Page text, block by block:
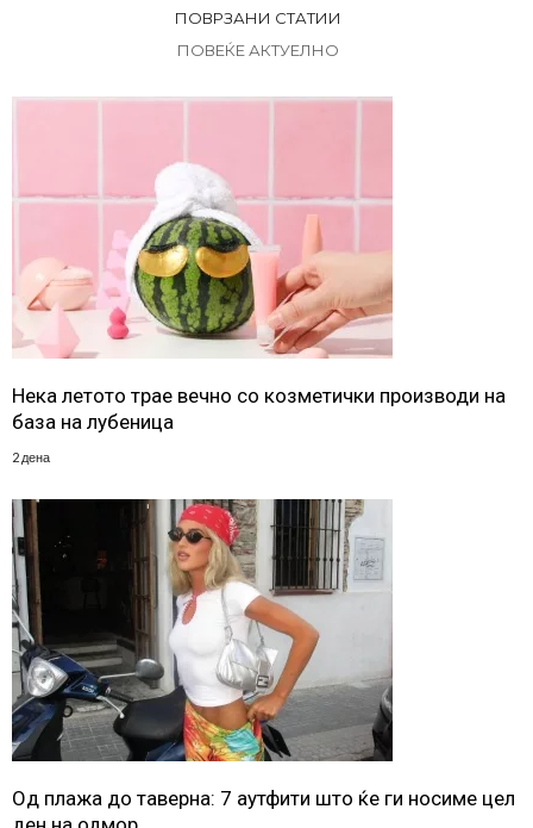
ПОВРЗАНИ СТАТИИ
ПОВЕЌЕ АКТУЕЛНО
Нека летото трае вечно со козметички производи на
база на лубеница
2 дена
Од плажа до таверна: 7 аутфити што ќе ги носиме цел